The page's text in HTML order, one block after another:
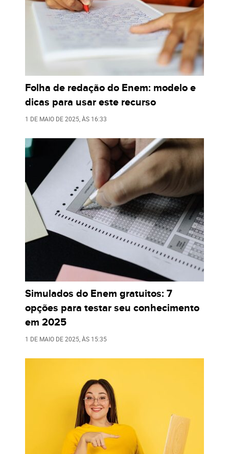
Folha de redação do Enem: modelo e
dicas para usar este recurso
1 DE MAIO DE 2025 , ÀS 16:33
Simulados do Enem gratuitos: 7
opções para testar seu conhecimento
em 2025
1 DE MAIO DE 2025 , ÀS 15:35